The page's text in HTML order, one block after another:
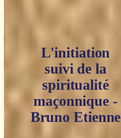
L'initiation
suivi de la
spiritualité
maçonnique -
Bruno Etienne